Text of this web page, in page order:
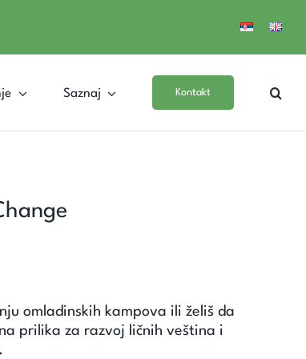
Saznaj Kontakt
omladinskih kampova ili želiš da
prilika za razvoj ličnih veština i